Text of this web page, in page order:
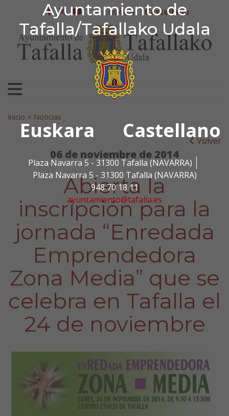
Ayuntamiento de
Tafalla/Tafallako Udala
Euskara Castellano
Plaza Navarra 5 - 31300 Tafalla (NAVARRA)
Plaza Navarra 5 - 31300 Tafalla (NAVARRA)
948 70 18 11
ayuntamiento@tafalla.es
Ir al contenido
Ayuntamiento de
facebook
twitter
youtube
Euskera Castellano
Search for:
Inicio > Noticias
Volver
06 de noviembre de 2014
Abierta la
inscripción para la
jornada “Enredada
Emprendedora
Zona Media” que se
celebra en Tafalla el
24 de noviembre